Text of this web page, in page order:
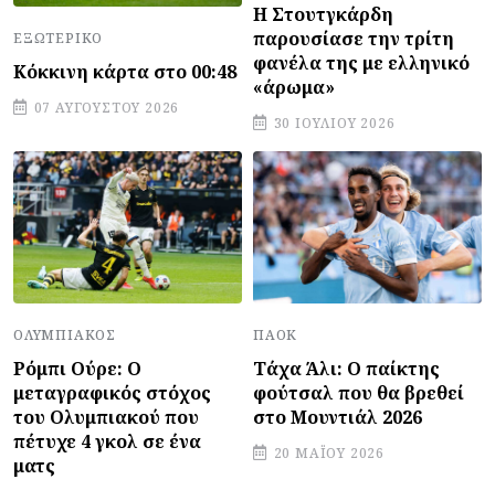
ΕΞΩΤΕΡΙΚΌ
Κόκκινη κάρτα στο 00:48
07 ΑΥΓΟΎΣΤΟΥ 2026
Η Στουτγκάρδη
παρουσίασε την τρίτη
φανέλα της με ελληνικό
«άρωμα»
30 ΙΟΥΛΊΟΥ 2026
ΟΛΥΜΠΙΑΚΌΣ
Ρόμπι Ούρε: Ο
μεταγραφικός στόχος
του Ολυμπιακού που
πέτυχε 4 γκολ σε ένα
ματς
ΠΑΟΚ
Τάχα Άλι: Ο παίκτης
φούτσαλ που θα βρεθεί
στο Μουντιάλ 2026
20 ΜΑΪ́ΟΥ 2026